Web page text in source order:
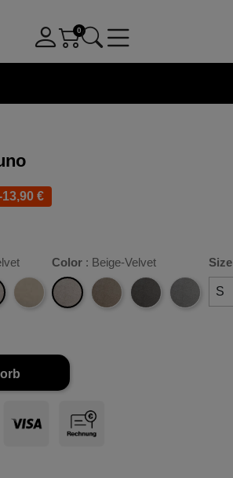
13,90 €
Boucle
Color : Beige-Velvet
Beige-
Velvet
Camel-
Anthrazit-Hellgrau-
Size